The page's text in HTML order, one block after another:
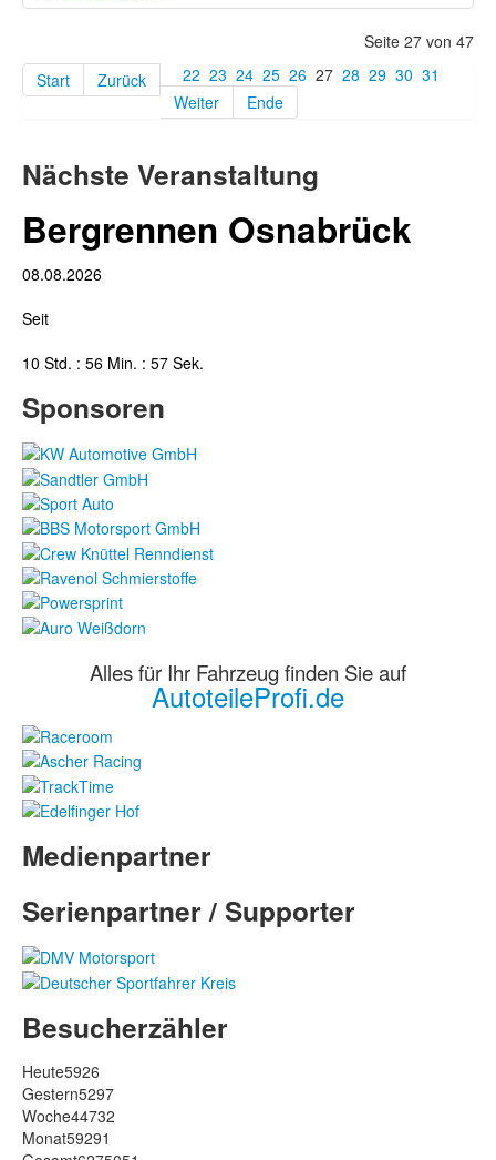
Seite 27 von 47
Start
Zurück 22 23 24 25 26 27 28 29 30 31
Weiter
Ende
Nächste Veranstaltung
Bergrennen Osnabrück
08.08.2026
Seit
10 Std. : 56 Min. : 58 Sek.
Sponsoren
Alles für Ihr Fahrzeug finden Sie auf
AutoteileProfi.de
Medienpartner
Serienpartner / Supporter
Besucherzähler
Heute5926
Gestern5297
Woche44732
Monat59291